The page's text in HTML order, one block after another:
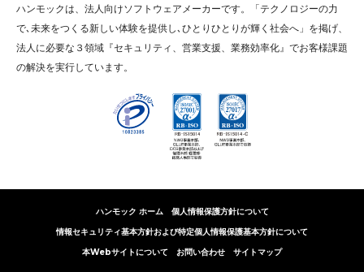
ハンモックは、法人向けソフトウェアメーカーです。「テクノロジーの力
で､未来をつくる新しい体験を提供し､ひとりひとりが輝く社会へ」を掲げ、
法人に必要な３領域『セキュリティ、営業支援、業務効率化』でお客様課題
の解決を実行しています。
ハンモック ホーム
個人情報保護方針について
情報セキュリティ基本方針および特定個人情報保護基本方針について
本Webサイトについて
お問い合わせ サイトマップ